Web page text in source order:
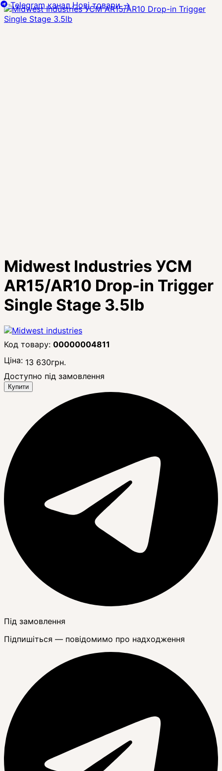
Midwest Industries УСМ
AR15/AR10 Drop-in Trigger
Single Stage 3.5lb
00000004811
Ціна: 13 630грн.
Доступно під замовлення
Купити
Під замовлення
Підпишіться — повідомимо про надходження
Telegram канал Нові товари→